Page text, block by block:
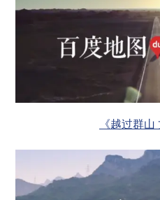
《越过群山